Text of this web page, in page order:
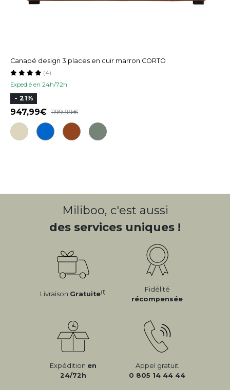
Canapé design 3 places en cuir marron CORTO
Expedié en 24h/72h
(4)
- 21%
947,99 1199,99
Miliboo, c'est aussi
des services uniques !
Livraison Gratuite(1)
Fidélité
récompensée
Expédition en
24/72h
Appel gratuit
0 805 14 44 44